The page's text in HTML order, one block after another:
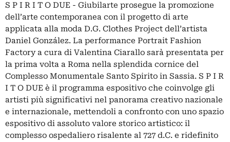
S P I R I T O DUE - Giubilarte prosegue la promozione
dell’arte contemporanea con il progetto di arte
applicata alla moda D.G. Clothes Project dell’artista
Daniel González. La performance Portrait Fashion
Factory a cura di Valentina Ciarallo sarà presentata per
la prima volta a Roma nella splendida cornice del
Complesso Monumentale Santo Spirito in Sassia. S P I R
I T O DUE è il programma espositivo che coinvolge gli
artisti più significativi nel panorama creativo nazionale
e internazionale, mettendoli a confronto con uno spazio
espositivo di assoluto valore storico artistico: il
complesso ospedaliero risalente al 727 d.C. e ridefinito